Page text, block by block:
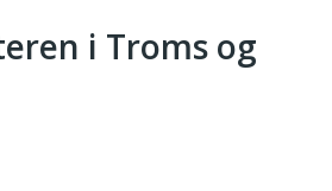
i Troms og